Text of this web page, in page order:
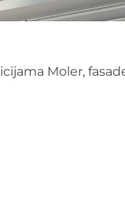
Moler,